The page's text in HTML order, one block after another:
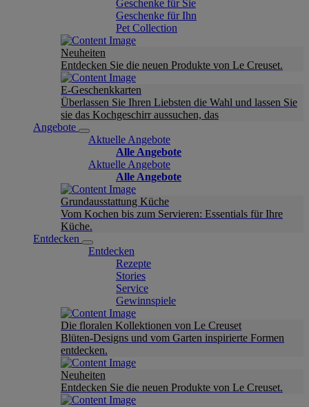
Geschenke für Sie
Geschenke für Ihn
Pet Collection
Neuheiten
Entdecken Sie die neuen Produkte von Le Creuset.
E-Geschenkkarten
Überlassen Sie Ihren Liebsten die Wahl und lassen Sie
sie das Kochgeschirr aussuchen, das
Angebote
Aktuelle Angebote
Alle Angebote
Aktuelle Angebote
Alle Angebote
Grundausstattung Küche
Vom Kochen bis zum Servieren: Essentials für Ihre
Küche.
Entdecken
Entdecken
Rezepte
Stories
Service
Gewinnspiele
Die floralen Kollektionen von Le Creuset
Blüten-Designs und vom Garten inspirierte Formen
entdecken.
Neuheiten
Entdecken Sie die neuen Produkte von Le Creuset.